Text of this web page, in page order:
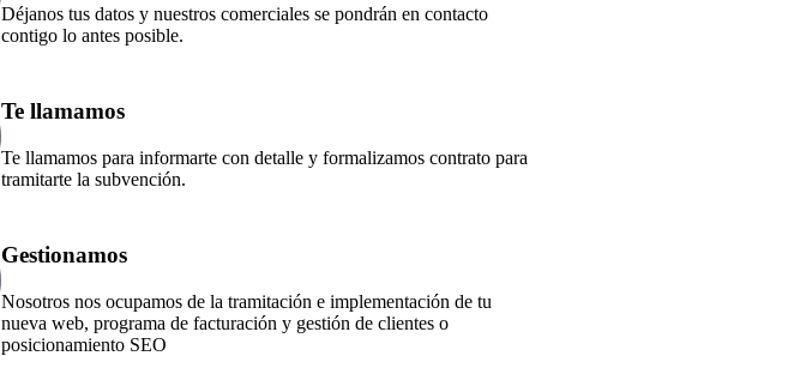
Déjanos tus datos y nuestros comerciales se pondrán en contacto
contigo lo antes posible.
Te llamamos
Te llamamos para informarte con detalle y formalizamos contrato para
tramitarte la subvención.
Gestionamos
Nosotros nos ocupamos de la tramitación e implementación de tu
nueva web, programa de facturación y gestión de clientes o
posicionamiento SEO